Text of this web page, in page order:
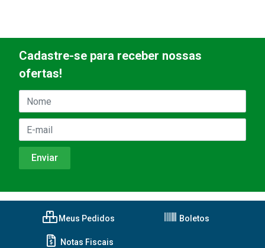
Cadastre-se para receber nossas
ofertas!
Meus Pedidos Boletos
Notas Fiscais